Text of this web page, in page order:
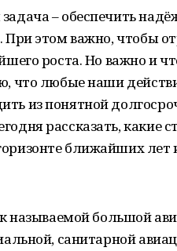
– обеспечить
При этом важно, чтобы
роста. Но важно и
что любые наши
из понятной
рассказать, какие
ближайших лет
называемой большой
санитарной